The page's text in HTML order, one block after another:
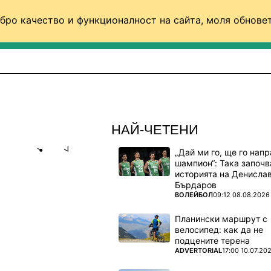
качество и функционалност на сайта, моля
НАЙ-ЧЕТЕНИ
„Дай ми го, ще го
шампион“: Така
историята на Денислав
Бърдаров
ПОВЕЧЕ ОТ
ВОЛЕЙБОЛ09:12 08.08.2026
Планински маршрут с
велосипед: как да не
подцените терена
ПОВЕЧЕ ОТ
ADVERTORIAL17:00